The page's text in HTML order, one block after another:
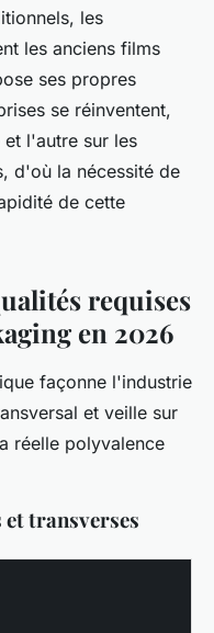
les
les anciens films
ses propres
se réinventent,
l'autre sur les
d'où la nécessité de
de cette
requises
en 2026
façonne l'industrie
et veille sur
réelle polyvalence
transverses